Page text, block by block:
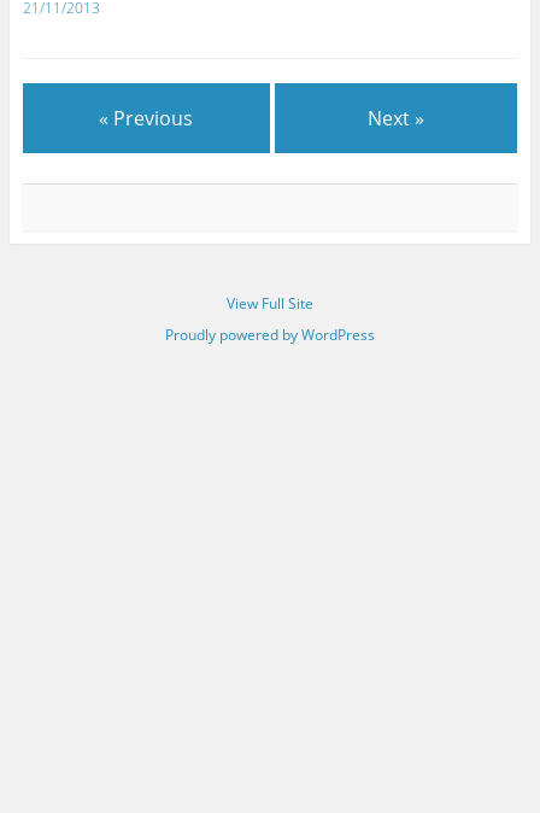
21/11/2013
« Previous Next »
View Full Site
Proudly powered by WordPress